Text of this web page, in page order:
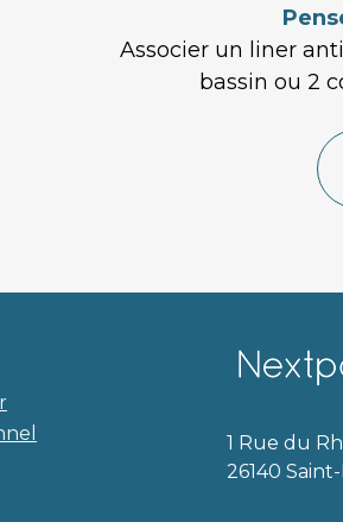
Associer un liner
bassin ou 2
1 Rue du
26140